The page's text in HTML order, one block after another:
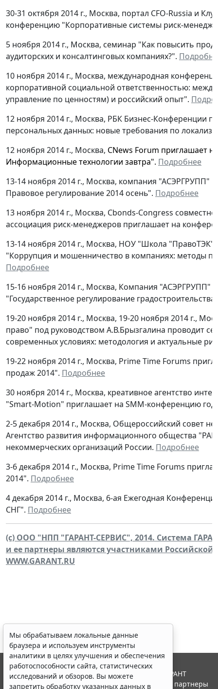
30-31 октября 2014 г., Москва, портал CFO-Russia и
конференцию "Корпоративные системы риск-
5 ноября 2014 г., Москва, семинар "Как повысить
аудиторских и консалтинговых компаниях?".
10 ноября 2014 г., Москва, международная
корпоративной социальной ответственностью:
управление по ценностям) и российский опыт".
12 ноября 2014 г., Москва, РБК Бизнес-Конференции
персональных данных: новые требования по
12 ноября 2014 г., Москва, CNews Forum приглашает
Информационные технологии завтра". Подробнее
13-14 ноября 2014 г., Москва, компания "АСЭРГРУПП"
Правовое регулирование 2014 осень". Подробнее
13 ноября 2014 г., Москва, Cbonds-Congress
ассоциация риск-менеджеров приглашает на
13-14 ноября 2014 г., Москва, НОУ "Школа
"Коррупция и мошенничество в компаниях: методы
Подробнее
15-16 ноября 2014 г., Москва, Компания "АСЭРГРУПП"
"Государственное регулирование
19-20 ноября 2014 г., Москва, 19-20 ноября 2014 г.,
право" под руководством А.В.Брызгалина проводит
современных условиях: методология и актуальные
19-22 ноября 2014 г., Москва, Prime Time Forums
продаж 2014". Подробнее
30 ноября 2014 г., Москва, креативное агентство
"Smart-Motion" приглашает на SMM-конференцию
2-5 декабря 2014 г., Москва, Общероссийский совет
Агентство развития информационного общества
некоммерческих организаций России. Подробнее
3-6 декабря 2014 г., Москва, Prime Time Forums
2014". Подробнее
4 декабря 2014 г., Москва, 6-ая Ежегодная
СНГ". Подробнее
(c) ООО "НПП "ГАРАНТ-СЕРВИС", 2014. Система
и ее партнеры являются участниками
WWW.GARANT.RU
Мы обрабатываем локальные данные
браузера и используем инструменты
аналитики в целях улучшения и обеспечения
работоспособности сайта, статистических
исследований и обзоров. Вы можете
запретить обработку указанных данных в
© ООО "НПП "ГАРАНТ-СЕРВИС", 2026. Система ГАРАНТ
выпускается с 1990 года. Компания "Гарант" и ее партнеры